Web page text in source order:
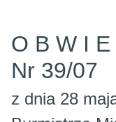
O B W I
Nr 39/07
z dnia 28